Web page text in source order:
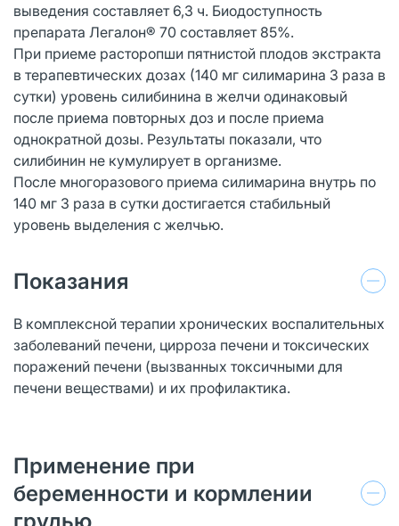
выведения составляет 6,3 ч. Биодоступность
препарата Легалон® 70 составляет 85%.
При приеме расторопши пятнистой плодов экстракта
в терапевтических дозах (140 мг силимарина 3 раза в
сутки) уровень силибинина в желчи одинаковый
после приема повторных доз и после приема
однократной дозы. Результаты показали, что
силибинин не кумулирует в организме.
После многоразового приема силимарина внутрь по
140 мг 3 раза в сутки достигается стабильный
уровень выделения с желчью.
Показания
В комплексной терапии хронических воспалительных
заболеваний печени, цирроза печени и токсических
поражений печени (вызванных токсичными для
печени веществами) и их профилактика.
Применение при
беременности и кормлении
грудью